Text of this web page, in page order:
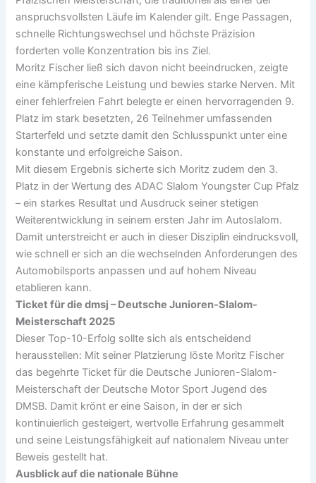
anspruchsvollsten Läufe im Kalender gilt. Enge Passagen,
schnelle Richtungswechsel und höchste Präzision
forderten volle Konzentration bis ins Ziel.
Moritz Fischer ließ sich davon nicht beeindrucken, zeigte
eine kämpferische Leistung und bewies starke Nerven. Mit
einer fehlerfreien Fahrt belegte er einen hervorragenden 9.
Platz im stark besetzten, 26 Teilnehmer umfassenden
Starterfeld und setzte damit den Schlusspunkt unter eine
konstante und erfolgreiche Saison.
Mit diesem Ergebnis sicherte sich Moritz zudem den 3.
Platz in der Wertung des ADAC Slalom Youngster Cup Pfalz
– ein starkes Resultat und Ausdruck seiner stetigen
Weiterentwicklung in seinem ersten Jahr im Autoslalom.
Damit unterstreicht er auch in dieser Disziplin eindrucksvoll,
wie schnell er sich an die wechselnden Anforderungen des
Automobilsports anpassen und auf hohem Niveau
etablieren kann.
Ticket für die dmsj – Deutsche Junioren-Slalom-
Meisterschaft 2025
Dieser Top-10-Erfolg sollte sich als entscheidend
herausstellen: Mit seiner Platzierung löste Moritz Fischer
das begehrte Ticket für die Deutsche Junioren-Slalom-
Meisterschaft der Deutsche Motor Sport Jugend des
DMSB. Damit krönt er eine Saison, in der er sich
kontinuierlich gesteigert, wertvolle Erfahrung gesammelt
und seine Leistungsfähigkeit auf nationalem Niveau unter
Beweis gestellt hat.
Ausblick auf die nationale Bühne